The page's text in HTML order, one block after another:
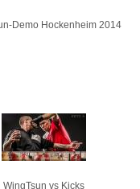
Demo Hockenheim 2014
WingTsun vs Kicks